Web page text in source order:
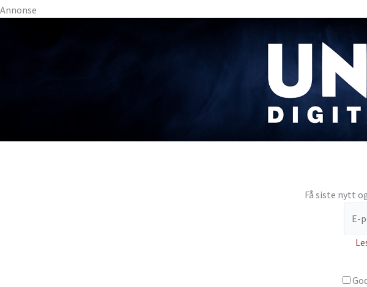
Annonse
Få siste nytt